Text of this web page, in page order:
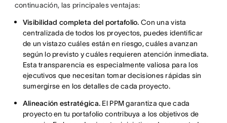
continuación, las principales ventajas:
Visibilidad completa del portafolio. Con una vista
centralizada de todos los proyectos, puedes identificar
de un vistazo cuáles están en riesgo, cuáles avanzan
según lo previsto y cuáles requieren atención inmediata.
Esta transparencia es especialmente valiosa para los
ejecutivos que necesitan tomar decisiones rápidas sin
sumergirse en los detalles de cada proyecto.
Alineación estratégica. El PPM garantiza que cada
proyecto en tu portafolio contribuya a los objetivos de